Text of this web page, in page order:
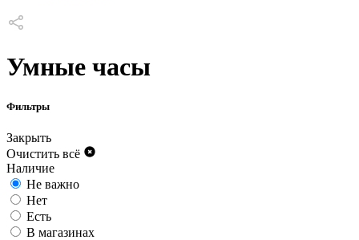
Умные часы
Фильтры
Закрыть
Очистить всё
Наличие
Не важно
Нет
Есть
В магазинах